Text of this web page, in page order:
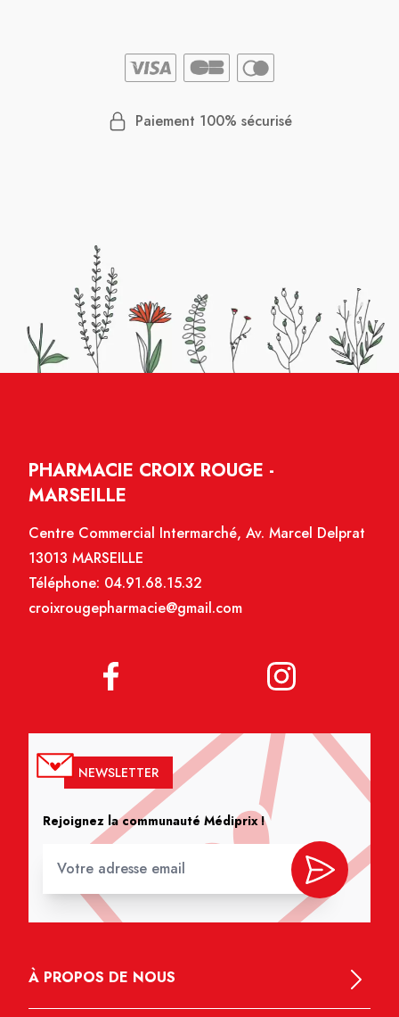
Paiement 100% sécurisé
PHARMACIE CROIX ROUGE -
MARSEILLE
Centre Commercial Intermarché, Av. Marcel Delprat
13013 MARSEILLE
Téléphone: 04.91.68.15.32
croixrougepharmacie@gmail.com
NEWSLETTER
Rejoignez la communauté Médiprix !
À PROPOS DE NOUS